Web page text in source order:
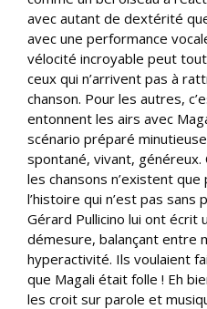
avec autant de dextérité
avec une performance
vélocité incroyable peut
ceux qui n’arrivent pas à
chanson. Pour les autres,
entonnent les airs avec
scénario préparé
spontané, vivant, généreux.
les chansons n’existent
l’histoire qui n’est pas sans
Gérard Pullicino lui ont écrit
démesure, balançant entre
hyperactivité. Ils voulaient
que Magali était folle ! Eh
les croit sur parole et